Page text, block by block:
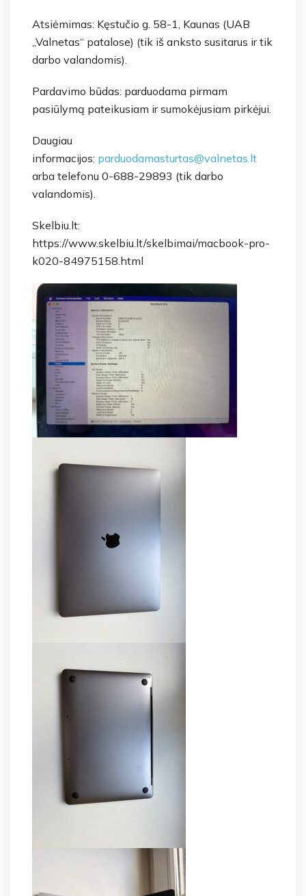
Atsiėmimas: Kęstučio g. 58-1, Kaunas (UAB
„Valnetas“ patalose) (tik iš anksto susitarus ir tik
darbo valandomis).
Pardavimo būdas: parduodama pirmam
pasiūlymą pateikusiam ir sumokėjusiam pirkėjui.
Daugiau
informacijos: parduodamasturtas@valnetas.lt
arba telefonu 0-688-29893 (tik darbo
valandomis).
Skelbiu.lt:
https://www.skelbiu.lt/skelbimai/macbook-pro-
k020-84975158.html